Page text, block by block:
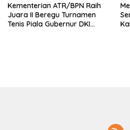
Kementerian ATR/BPN Raih
Juara II Beregu Turnamen
Tenis Piala Gubernur DKI